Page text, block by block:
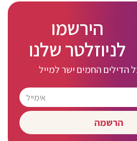
הירשמו
לניוזלטר שלנו
הרשמה